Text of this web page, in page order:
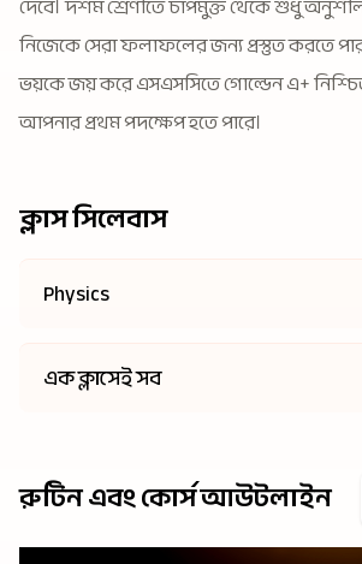
নিজেকে সেরা ফলাফলের জন্য প্রস্তুত করতে
ভয়কে জয় করে এসএসসিতে গোল্ডেন এ+
আপনার প্রথম পদক্ষেপ হতে পারে।
ক্লাস সিলেবাস
Physics
এক ক্লাসেই সব
রুটিন এবং কোর্স আউটলাইন